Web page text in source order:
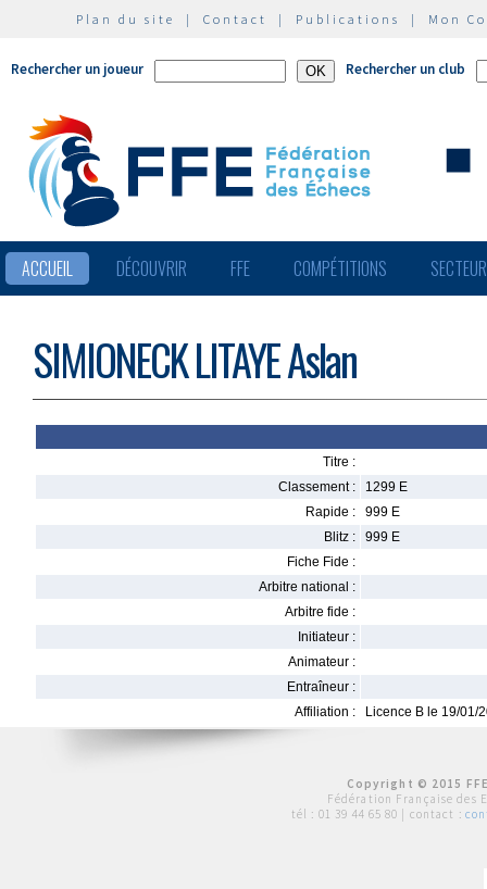
Plan du site | Contact | Publications | Mon
Rechercher un joueur Rechercher un club
ACCUEIL DÉCOUVRIR FFE COMPÉTITIONS
SIMIONECK LITAYE Aslan
Titre :
Classement :
1299 E
Rapide :
999 E
Blitz :
999 E
Fiche Fide :
Arbitre national :
Arbitre fide :
Initiateur :
Animateur :
Entraîneur :
Affiliation :
Licence B le 19/01/
Copyright © 2015
Fédération Française des
tél : 01 39 44 65 80 | contact :